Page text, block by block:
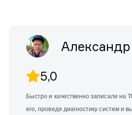
5,0
Быстро и качественно записали на
его, проведя диагностику систем и